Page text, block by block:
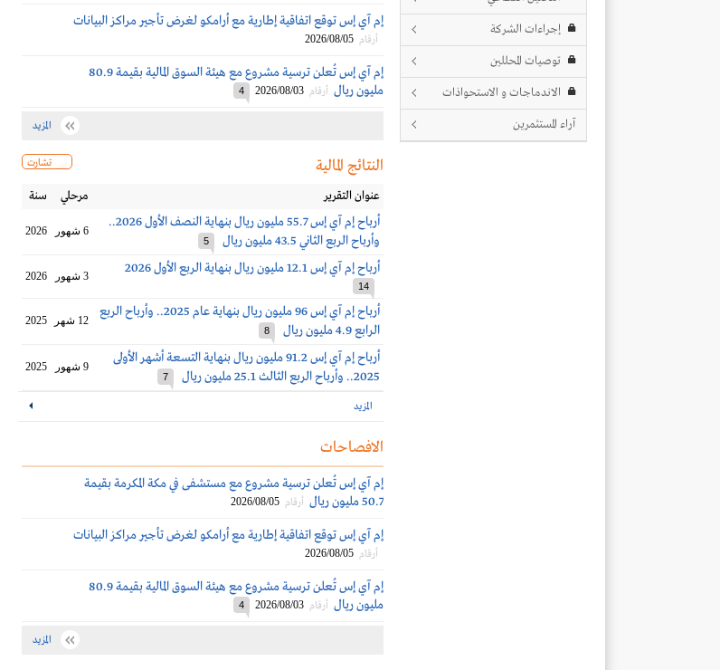
إجراءات الشركة
توصيات المحللين
الاندماجات و الاستحواذات
آراء المستثمرين
إم آي إس توقع اتفاقية إطارية مع أرامكو لغرض تأجير مراكز البيانات
أرقام 2026/08/05
إم آي إس تُعلن ترسية مشروع مع هيئة السوق المالية بقيمة 80.9
مليون ريال أرقام 2026/08/03
4
المزيد
تشارت النتائج المالية
عنوان التقرير مرحلي سنة
أرباح إم آي إس 55.7 مليون ريال بنهاية النصف الأول 2026..
وأرباح الربع الثاني 43.5 مليون ريال
5
6 شهور 2026
أرباح إم آي إس 12.1 مليون ريال بنهاية الربع الأول 2026
14
3 شهور 2026
أرباح إم آي إس 96 مليون ريال بنهاية عام 2025.. وأرباح الربع
الرابع 4.9 مليون ريال
8
12 شهر 2025
أرباح إم آي إس 91.2 مليون ريال بنهاية التسعة أشهر الأولى
2025.. وأرباح الربع الثالث 25.1 مليون ريال
7
9 شهور 2025
المزيد
الافصاحات
إم آي إس تُعلن ترسية مشروع مع مستشفى في مكة المكرمة بقيمة
50.7 مليون ريال
أرقام 2026/08/05
إم آي إس توقع اتفاقية إطارية مع أرامكو لغرض تأجير مراكز البيانات
أرقام 2026/08/05
إم آي إس تُعلن ترسية مشروع مع هيئة السوق المالية بقيمة 80.9
مليون ريال أرقام 2026/08/03
4
المزيد